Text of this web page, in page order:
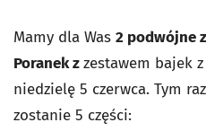
Mamy dla Was 2 podwójne
Poranek zzestawem bajek
niedzielę 5 czerwca. Tym
zostanie 5 części: